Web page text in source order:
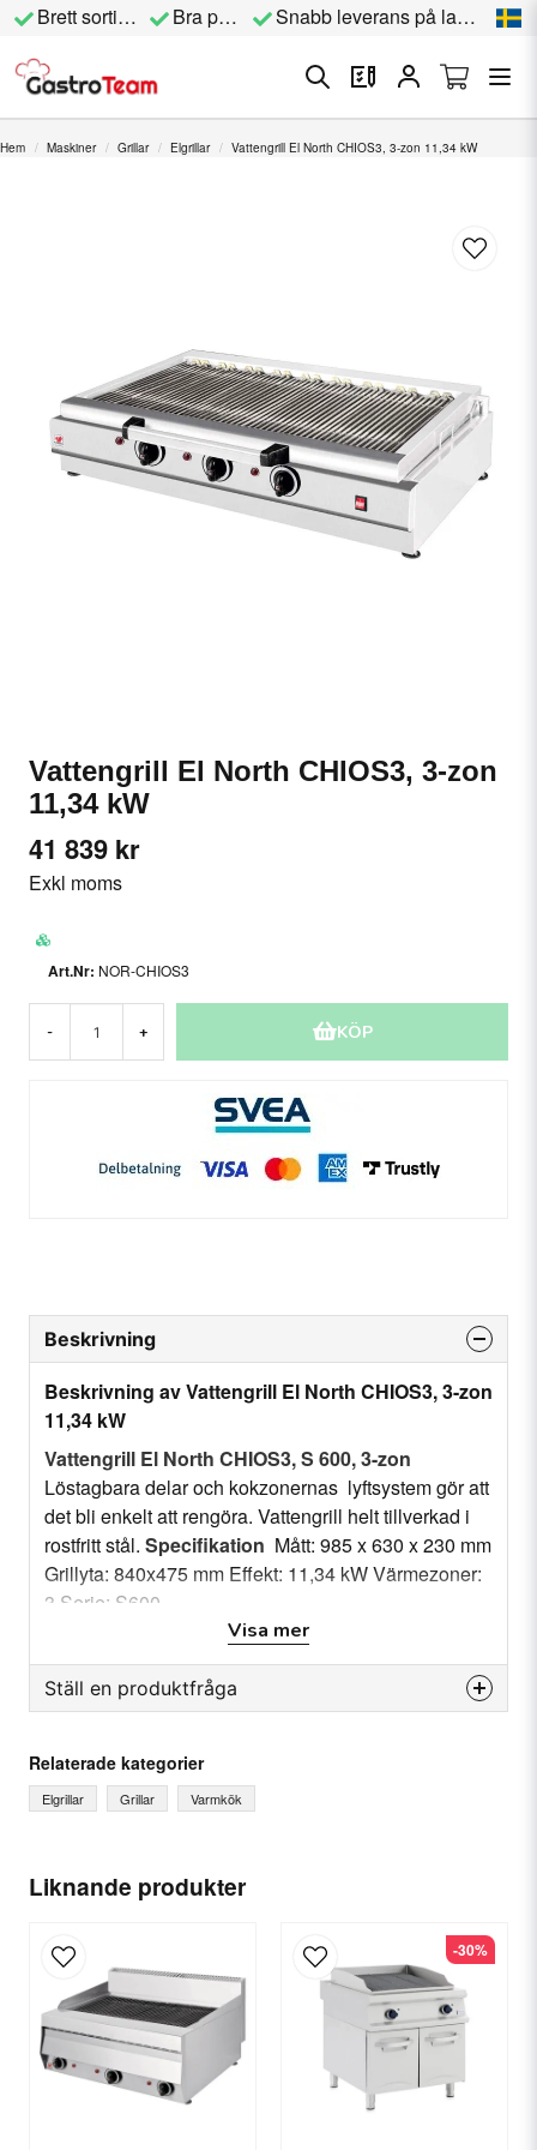
Brett sortiment Bra priser Snabb leverans på lagervara
Hem Maskiner Grillar Elgrillar Vattengrill El North CHIOS3, 3-zon 11,34 kW
Vattengrill El North CHIOS3, 3-zon
11,34 kW
41 839 kr
Exkl moms
NOR-CHIOS3
- + KÖP
Liknande produkter
-30%
Beskrivning
Beskrivning av Vattengrill El North CHIOS3, 3-zon
11,34 kW
Vattengrill El North CHIOS3, S 600, 3-zon
Löstagbara delar och kokzonernas lyftsystem gör att
det bli enkelt att rengöra. Vattengrill helt tillverkad i
rostfritt stål. Specifikation Mått: 985 x 630 x 230 mm
Grillyta: 840x475 mm Effekt: 11,34 kW Värmezoner:
3 Serie: S600
Visa mer
Ställ en produktfråga
Fråga oss något om denna produkten...
Ditt namn
email
E-postadress
Ja, ni får publicera min fråga
Relaterade kategorier
Elgrillar Grillar Varmkök